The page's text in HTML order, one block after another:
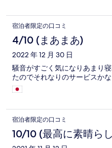
宿泊者限定の口コミ
4/10 (まあまあ)
2022 年 12 月 30 日
騒音がすごく気になりあまり
たのでそれなりのサービスか
宿泊者限定の口コミ
10/10 (最高に素晴ら